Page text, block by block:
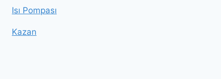
Isı Pompası
Kazan